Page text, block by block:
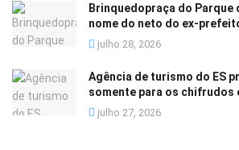
Brinquedopraça do Parque
nome do neto do ex-
julho 28, 2026
Agência de turismo do ES
somente para os chifrudos
julho 27, 2026